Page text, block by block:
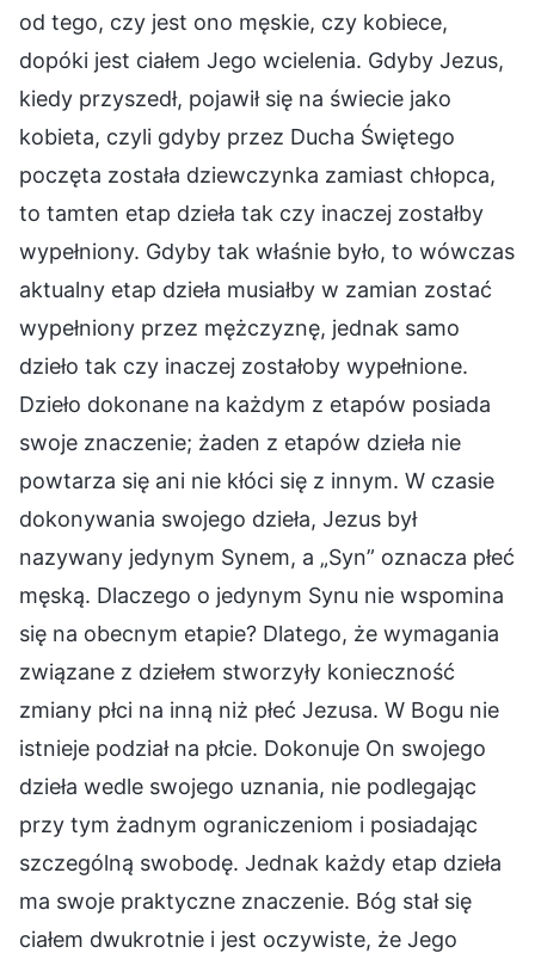
od tego, czy jest ono męskie, czy kobiece,
dopóki jest ciałem Jego wcielenia. Gdyby Jezus,
kiedy przyszedł, pojawił się na świecie jako
kobieta, czyli gdyby przez Ducha Świętego
poczęta została dziewczynka zamiast chłopca,
to tamten etap dzieła tak czy inaczej zostałby
wypełniony. Gdyby tak właśnie było, to wówczas
aktualny etap dzieła musiałby w zamian zostać
wypełniony przez mężczyznę, jednak samo
dzieło tak czy inaczej zostałoby wypełnione.
Dzieło dokonane na każdym z etapów posiada
swoje znaczenie; żaden z etapów dzieła nie
powtarza się ani nie kłóci się z innym. W czasie
dokonywania swojego dzieła, Jezus był
nazywany jedynym Synem, a „Syn” oznacza płeć
męską. Dlaczego o jedynym Synu nie wspomina
się na obecnym etapie? Dlatego, że wymagania
związane z dziełem stworzyły konieczność
zmiany płci na inną niż płeć Jezusa. W Bogu nie
istnieje podział na płcie. Dokonuje On swojego
dzieła wedle swojego uznania, nie podlegając
przy tym żadnym ograniczeniom i posiadając
szczególną swobodę. Jednak każdy etap dzieła
ma swoje praktyczne znaczenie. Bóg stał się
ciałem dwukrotnie i jest oczywiste, że Jego